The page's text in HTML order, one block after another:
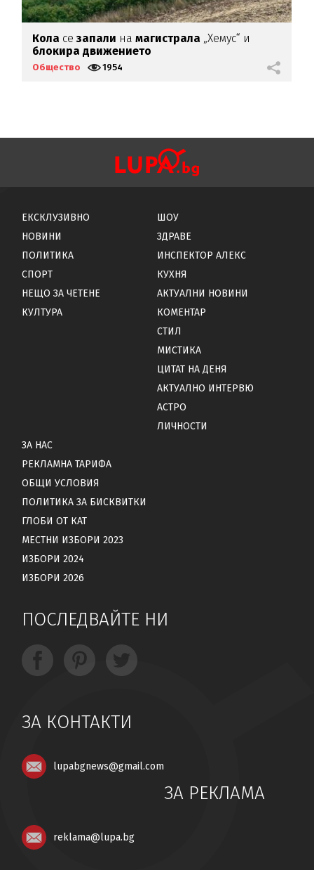
Кола сезапали намагистрала „Хемус“ и
блокира движението
Общество 1954
ЕКСКЛУЗИВНО
НОВИНИ
ПОЛИТИКА
СПОРТ
НЕЩО ЗА ЧЕТЕНЕ
КУЛТУРА
ШОУ
ЗДРАВЕ
ИНСПЕКТОР АЛЕКС
КУХНЯ
АКТУАЛНИ НОВИНИ
КОМЕНТАР
СТИЛ
МИСТИКА
ЦИТАТ НА ДЕНЯ
АКТУАЛНО ИНТЕРВЮ
АСТРО
ЛИЧНОСТИ
ЗА НАС
РЕКЛАМНА ТАРИФА
ОБЩИ УСЛОВИЯ
ПОЛИТИКА ЗА БИСКВИТКИ
ГЛОБИ ОТ КАТ
МЕСТНИ ИЗБОРИ 2023
ИЗБОРИ 2024
ИЗБОРИ 2026
ПОСЛЕДВАЙТЕ НИ
ЗА КОНТАКТИ
lupabgnews@gmail.com
ЗА РЕКЛАМА
reklama@lupa.bg